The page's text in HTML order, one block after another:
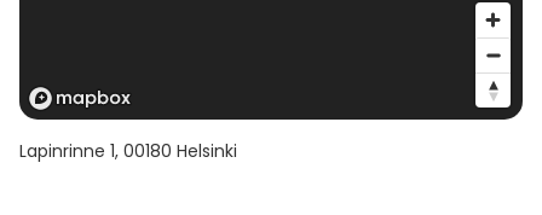
Lapinrinne 1, 00180 Helsinki